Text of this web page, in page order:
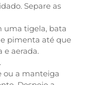
Separe as
uma tigela, bata
e pimenta até que
e aerada.
ou a manteiga